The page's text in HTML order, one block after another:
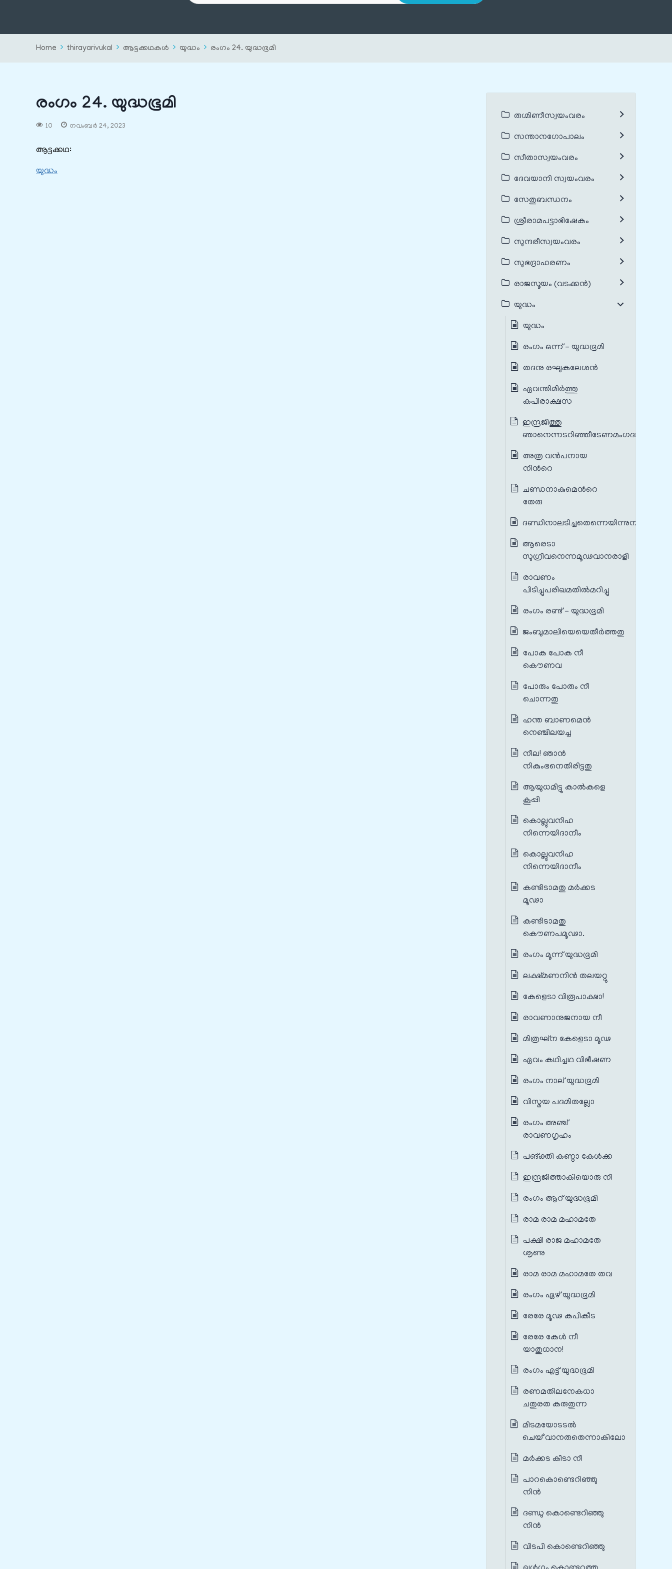
Home thirayarivukal ആട്ടക്കഥകൾ യുദ്ധം രംഗം 24. യുദ്ധഭൂമി
രംഗം 24. യുദ്ധഭൂമി
10 നവംബർ 24, 2023
ആട്ടക്കഥ:
യുദ്ധം
രുഗ്മിണീസ്വയംവരം
സന്താനഗോപാലം
സീതാസ്വയംവരം
ദേവയാനി സ്വയംവരം
സേതുബന്ധനം
ശ്രീരാമപട്ടാഭിഷേകം
സുന്ദരീസ്വയംവരം
സുഭദ്രാഹരണം
രാജസൂയം (വടക്കൻ)
യുദ്ധം
യുദ്ധം
രംഗം ഒന്ന് - യുദ്ധഭൂമി
തദനു രഘുകുലേശന്‍
ഏവന്തിമിര്‍ത്തു
കപിരാക്ഷസ
ഇന്ദ്രജിത്തു
ഞാനെന്നടറിഞ്ഞീടേണമംഗദാ
അത്ര വന്‍പനായ
നിന്‍റെ
ചണ്ഡനാകുമെന്‍റെ
തേരു
ദണ്ഡിനാലടിച്ചതെന്നെയിന്നുനീ
ആരെടാ
സുഗ്രീവനെന്നമൂഢവാനരാളി
രാവണം
പിടിച്ചുപരിഖമതില്‍മറിച്ചു
രംഗം രണ്ട് - യുദ്ധഭൂമി
ജംബുമാലിയെയെതീര്‍ത്തതു
പോക പോക നീ
കൌണവ
പോരും പോരും നീ
ചൊന്നതു
ഹന്ത ബാണമെൻ
നെഞ്ചിലയച്ച
നീല! ഞാന്‍
നികുംഭനെതിരിട്ടതു
ആയുധമിട്ടു കാല്‍കളെ
കൂപ്പി
കൊല്ലുവനിഹ
നിന്നെയിദാനീം
കൊല്ലുവനിഹ
നിന്നെയിദാനീം
കണ്ടിടാമതു മര്‍ക്കട
മൂഢാ
കണ്ടിടാമതു
കൌണപമൂഢാ.
രംഗം മൂന്ന് യുദ്ധഭൂമി
ലക്ഷ്മണനിന്‍ തലയറ്റു
കേളെടാ വിരൂപാക്ഷാ!
രാവണാനുജനായ നീ
മിത്രഘ്ന കേളെടാ മൂഢ
ഏവം കഥിച്ചഥ വിഭീഷണ
രംഗം നാല് യുദ്ധഭൂമി
വിസ്മയ പദമിതല്ലോ
രംഗം അഞ്ച്
രാവണഗൃഹം
പങ്‌ക്തി കണ്ഠാ കേള്‍ക്ക
ഇന്ദ്രജിത്താകിയൊരു നീ
രംഗം ആറ് യുദ്ധഭൂമി
രാമ രാമ മഹാമതേ
പക്ഷി രാജ മഹാമതേ
ശൃണു
രാമ രാമ മഹാമതേ തവ
രംഗം ഏഴ് യുദ്ധഭൂമി
രേരേ മൂഢ കപികീട
രേരേ കേൾ നീ
യാതുധാന!
രംഗം എട്ട് യുദ്ധഭൂമി
രണമതിലനേകധാ
ചതുരത കരുതുന്ന
മിടമയോടടൽ
ചെയ്`വാനരുതെന്നാകിലോ
മര്‍ക്കട കീടാ നീ
പാറകൊണ്ടെറിഞ്ഞു
നിന്‍
ദണ്ഡു കൊണ്ടെറിഞ്ഞു
നിന്‍
വിടപി കൊണ്ടെറിഞ്ഞു